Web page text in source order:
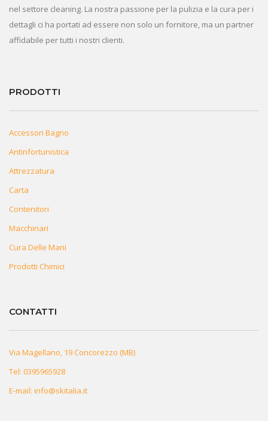
nel settore cleaning. La nostra passione per la pulizia e la cura per i
dettagli ci ha portati ad essere non solo un fornitore, ma un partner
affidabile per tutti i nostri clienti.
PRODOTTI
Accessori Bagno
Antinfortunistica
Attrezzatura
Carta
Contenitori
Macchinari
Cura Delle Mani
Prodotti Chimici
CONTATTI
Via Magellano, 19 Concorezzo (MB)
Tel: 0395965928
E-mail: info@skitalia.it